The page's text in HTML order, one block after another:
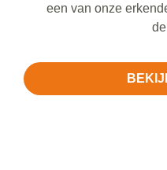
een van onze